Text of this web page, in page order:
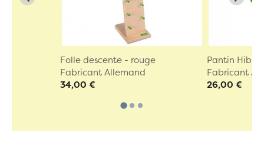
Folle descente - rouge
Fabricant Allemand
34,00 €
Pantin Hibou
Fabricant
26,00 €